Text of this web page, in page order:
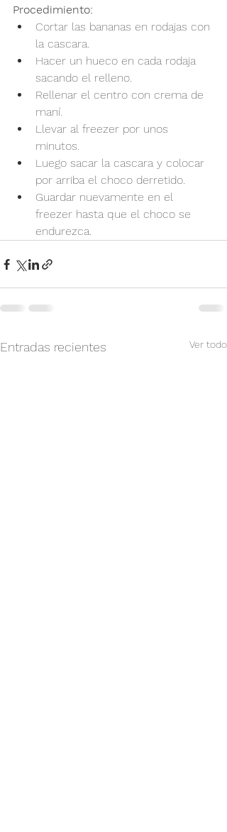
Procedimiento:
Cortar las bananas en rodajas con
la cascara.
Hacer un hueco en cada rodaja
sacando el relleno.
Rellenar el centro con crema de
maní.
Llevar al freezer por unos
minutos.
Luego sacar la cascara y colocar
por arriba el choco derretido.
Guardar nuevamente en el
freezer hasta que el choco se
endurezca.
Entradas recientes Ver todo